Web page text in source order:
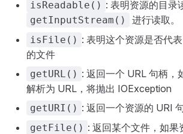
isReadable() : 表明资源的目录
getInputStream() 进行读取。
isFile() : 表明这个资源是否代
的文件
getURL() : 返回一个 URL 句柄，
解析为 URL，将抛出 IOException
getURI() : 返回一个资源的 URI
getFile() : 返回某个文件，如果